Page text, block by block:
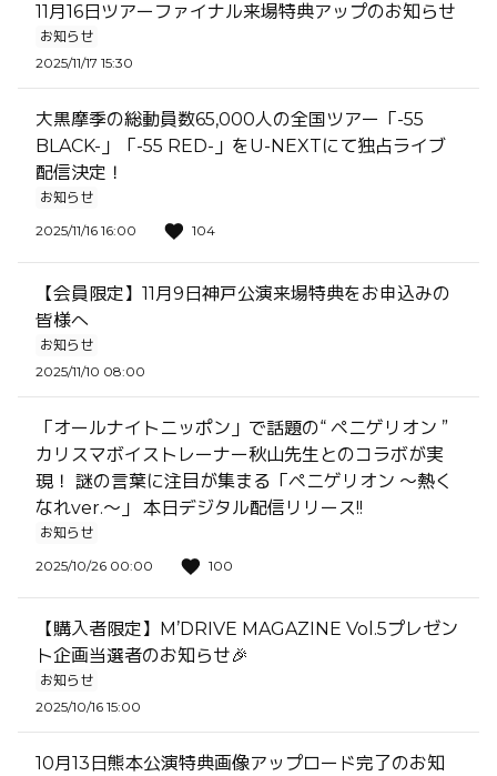
11月16日ツアーファイナル来場特典アップのお知らせ
お知らせ
2025/11/17 15:30
大黒摩季の総動員数65,000人の全国ツアー「-55
BLACK-」「-55 RED-」をU-NEXTにて独占ライブ
配信決定！
お知らせ
2025/11/16 16:00
104
【会員限定】11月9日神戸公演来場特典をお申込みの
皆様へ
お知らせ
2025/11/10 08:00
「オールナイトニッポン」で話題の“ ペニゲリオン ”
カリスマボイストレーナー秋山先生とのコラボが実
現！ 謎の言葉に注目が集まる「ペニゲリオン 〜熱く
なれver.〜」 本日デジタル配信リリース!!
お知らせ
2025/10/26 00:00
100
【購入者限定】M’DRIVE MAGAZINE Vol.5プレゼン
ト企画当選者のお知らせ🎉
お知らせ
2025/10/16 15:00
10月13日熊本公演特典画像アップロード完了のお知